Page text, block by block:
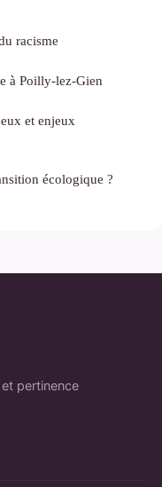
racisme
à Poilly-lez-Gien
et enjeux
écologique ?
pertinence